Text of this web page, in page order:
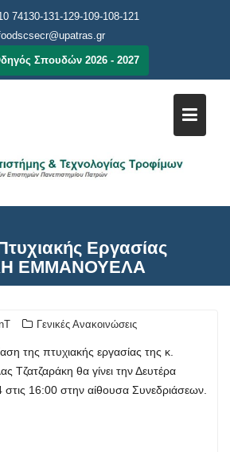
74130-131-129-109-108-121
Σπουδών 2026 - 2027
Εργασίας
ΕΜΜΑΝΟΥΕΛΑ
Γενικές Ανακοινώσεις
της πτυχιακής εργασίας της κ.
Τζατζαράκη θα γίνει την Δευτέρα
16:00 στην αίθουσα Συνεδριάσεων.